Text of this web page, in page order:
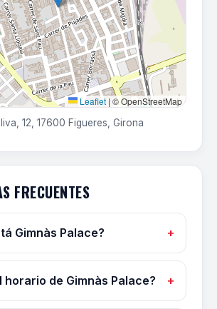
Leaflet | © OpenStreetMap
12, 17600 Figueres, Girona
FRECUENTES
Gimnàs Palace?
horario de Gimnàs Palace?